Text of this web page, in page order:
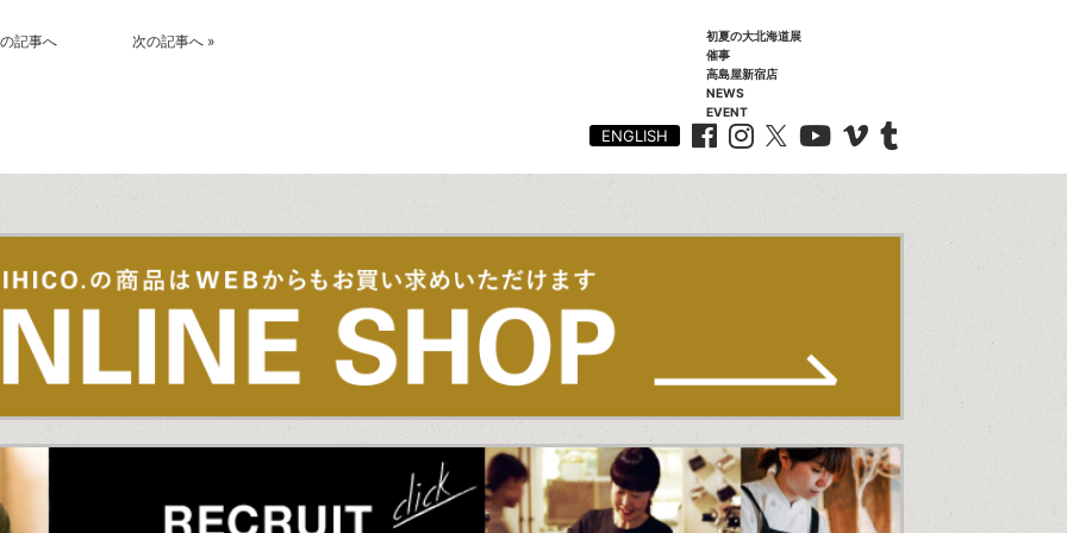
記事へ 次の記事へ»
初夏の大北海道展
催事
高島屋新宿店
NEWS
EVENT
ENGLISH